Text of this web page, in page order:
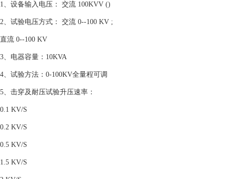
1、设备输入电压： 交流 100KVV ()
2、试验电压方式： 交流 0--100 KV ;
直流 0--100 KV
3、电器容量：10KVA
4、试验方法：0-100KV全量程可调
5、击穿及耐压试验升压速率：
0.1 KV/S
0.2 KV/S
0.5 KV/S
1.5 KV/S